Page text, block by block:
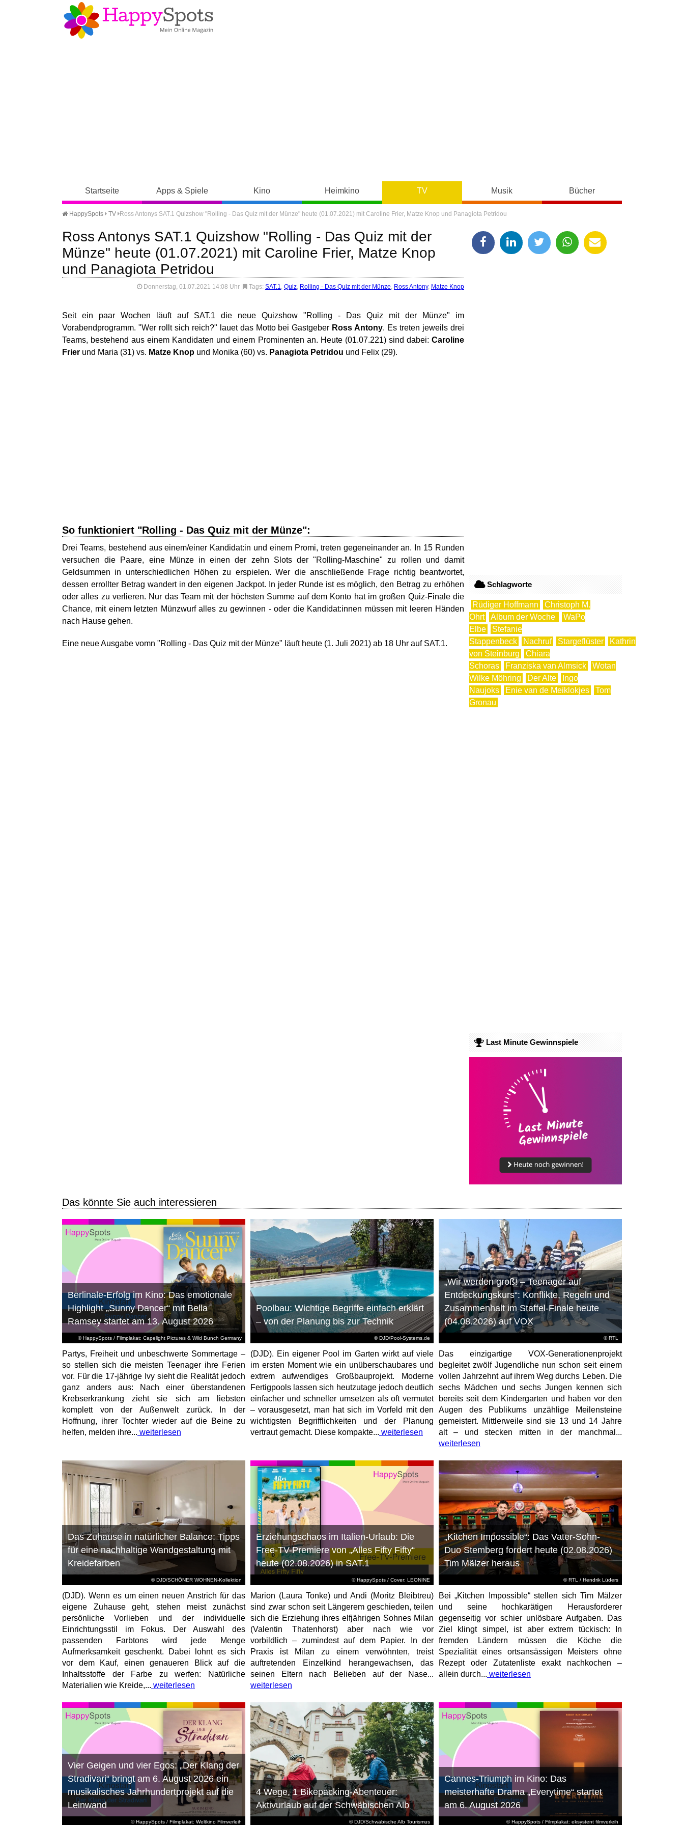
Startseite Apps & Spiele Kino Heimkino TV Musik Bücher
HappySpots TV Ross Antonys SAT.1 Quizshow "Rolling - Das Quiz mit der Münze" heute (01.07.2021) mit Caroline Frier, Matze Knop und Panagiota Petridou
Ross Antonys SAT.1 Quizshow "Rolling - Das Quiz mit der
Münze" heute (01.07.2021) mit Caroline Frier, Matze Knop
und Panagiota Petridou
Donnerstag, 01.07.2021 14:08 Uhr Tags: SAT.1, Quiz, Rolling - Das Quiz mit der Münze, Ross Antony, Matze Knop
Seit ein paar Wochen läuft auf SAT.1 die neue Quizshow "Rolling - Das Quiz mit der Münze" im
Vorabendprogramm. "Wer rollt sich reich?" lauet das Motto bei Gastgeber Ross Antony. Es treten jeweils drei
Teams, bestehend aus einem Kandidaten und einem Prominenten an. Heute (01.07.221) sind dabei: Caroline
Frier und Maria (31) vs. Matze Knop und Monika (60) vs. Panagiota Petridou und Felix (29).
So funktioniert "Rolling - Das Quiz mit der Münze":
Drei Teams, bestehend aus einem/einer Kandidat:in und einem Promi, treten gegeneinander an. In 15 Runden
versuchen die Paare, eine Münze in einen der zehn Slots der "Rolling-Maschine" zu rollen und damit
Geldsummen in unterschiedlichen Höhen zu erspielen. Wer die anschließende Frage richtig beantwortet,
dessen errollter Betrag wandert in den eigenen Jackpot. In jeder Runde ist es möglich, den Betrag zu erhöhen
oder alles zu verlieren. Nur das Team mit der höchsten Summe auf dem Konto hat im großen Quiz-Finale die
Chance, mit einem letzten Münzwurf alles zu gewinnen - oder die Kandidat:innen müssen mit leeren Händen
nach Hause gehen.
Eine neue Ausgabe vomn "Rolling - Das Quiz mit der Münze" läuft heute (1. Juli 2021) ab 18 Uhr auf SAT.1.
Schlagworte
Rüdiger Hoffmann
Christoph M.
Ohrt
Album der Woche
WaPo
Elbe
Stefanie
Stappenbeck
Nachruf Stargeflüster
Kathrin
von Steinburg
Chiara
Schoras
Franziska van Almsick
Wotan
Wilke Möhring
Der Alte
Ingo
Naujoks
Enie van de Meiklokjes
Tom
Gronau
Last Minute Gewinnspiele
Das könnte Sie auch interessieren
© HappySpots / Filmplakat: Capelight Pictures & Wild Bunch Germany
Berlinale-Erfolg im Kino: Das emotionale
Highlight „Sunny Dancer“ mit Bella
Ramsey startet am 13. August 2026
Partys, Freiheit und unbeschwerte Sommertage –
so stellen sich die meisten Teenager ihre Ferien
vor. Für die 17-jährige Ivy sieht die Realität jedoch
ganz anders aus: Nach einer überstandenen
Krebserkrankung zieht sie sich am liebsten
komplett von der Außenwelt zurück. In der
Hoffnung, ihrer Tochter wieder auf die Beine zu
helfen, melden ihre... weiterlesen
© DJD/Pool-Systems.de
Poolbau: Wichtige Begriffe einfach erklärt
– von der Planung bis zur Technik
(DJD). Ein eigener Pool im Garten wirkt auf viele
im ersten Moment wie ein unüberschaubares und
extrem aufwendiges Großbauprojekt. Moderne
Fertigpools lassen sich heutzutage jedoch deutlich
einfacher und schneller umsetzen als oft vermutet
– vorausgesetzt, man hat sich im Vorfeld mit den
wichtigsten Begrifflichkeiten und der Planung
vertraut gemacht. Diese kompakte... weiterlesen
© RTL
„Wir werden groß! – Teenager auf
Entdeckungskurs“: Konflikte, Regeln und
Zusammenhalt im Staffel-Finale heute
(04.08.2026) auf VOX
Das einzigartige VOX-Generationenprojekt
begleitet zwölf Jugendliche nun schon seit einem
vollen Jahrzehnt auf ihrem Weg durchs Leben. Die
sechs Mädchen und sechs Jungen kennen sich
bereits seit dem Kindergarten und haben vor den
Augen des Publikums unzählige Meilensteine
gemeistert. Mittlerweile sind sie 13 und 14 Jahre
alt – und stecken mitten in der manchmal...
weiterlesen
© DJD/SCHÖNER WOHNEN-Kollektion
Das Zuhause in natürlicher Balance: Tipps
für eine nachhaltige Wandgestaltung mit
Kreidefarben
(DJD). Wenn es um einen neuen Anstrich für das
eigene Zuhause geht, stehen meist zunächst
persönliche Vorlieben und der individuelle
Einrichtungsstil im Fokus. Der Auswahl des
passenden Farbtons wird jede Menge
Aufmerksamkeit geschenkt. Dabei lohnt es sich
vor dem Kauf, einen genaueren Blick auf die
Inhaltsstoffe der Farbe zu werfen: Natürliche
Materialien wie Kreide,... weiterlesen
© HappySpots / Cover: LEONINE
Erziehungschaos im Italien-Urlaub: Die
Free-TV-Premiere von „Alles Fifty Fifty“
heute (02.08.2026) in SAT.1
Marion (Laura Tonke) und Andi (Moritz Bleibtreu)
sind zwar schon seit Längerem geschieden, teilen
sich die Erziehung ihres elfjährigen Sohnes Milan
(Valentin Thatenhorst) aber nach wie vor
vorbildlich – zumindest auf dem Papier. In der
Praxis ist Milan zu einem verwöhnten, treist
auftretenden Einzelkind herangewachsen, das
seinen Eltern nach Belieben auf der Nase...
weiterlesen
© RTL/ Hendrik Lüders
„Kitchen Impossible“: Das Vater-Sohn-
Duo Stemberg fordert heute (02.08.2026)
Tim Mälzer heraus
Bei „Kitchen Impossible“ stellen sich Tim Mälzer
und seine hochkarätigen Herausforderer
gegenseitig vor schier unlösbare Aufgaben. Das
Ziel klingt simpel, ist aber extrem tückisch: In
fremden Ländern müssen die Köche die
Spezialität eines ortsansässigen Meisters ohne
Rezept oder Zutatenliste exakt nachkochen –
allein durch... weiterlesen
© HappySpots / Filmplakat: Weltkino Filmverleih
Vier Geigen und vier Egos: „Der Klang der
Stradivari“ bringt am 6. August 2026 ein
musikalisches Jahrhundertprojekt auf die
Leinwand
© DJD/Schwäbische Alb Tourismus
4 Wege, 1 Bikepacking-Abenteuer:
Aktivurlaub auf der Schwäbischen Alb
© HappySpots / Filmplakat: eksystent filmverleih
Cannes-Triumph im Kino: Das
meisterhafte Drama „Everytime“ startet
am 6. August 2026